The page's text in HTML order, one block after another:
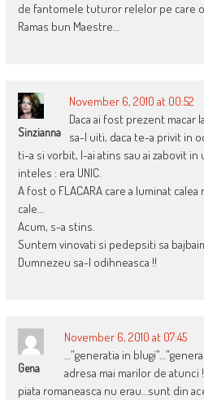
de fantomele tuturor relelor pe care
Ramas bun Maestre…
Sinzianna
November 6, 2010 at 00:52
Daca ai fost prezent macar
sa-l uiti, daca te-a privit in
ti-a si vorbit, l-ai atins sau ai zabovit in
inteles : era UNIC.
A fost o FLACARA care a luminat
cale…
Acum, s-a stins.
Suntem vinovati si pedepsiti sa
Dumnezeu sa-l odihneasca !!
Gena
November 6, 2010 at 07:45
…”generatia in
adresa mai marilor de atunci
piata romaneasca nu erau…sunt din